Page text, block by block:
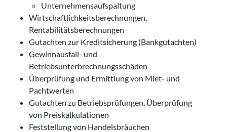
Impressum
AGB
Datenschutz
Unternehmensaufspaltung
Wirtschaftlichkeitsberechnungen,
Rentabilitätsberechnungen
Gutachten zur Kreditsicherung (Bankgutachten)
Gewinnausfall- und
Betriebsunterbrechnungsschäden
Überprüfung und Ermittlung von Miet- und
Pachtwerten
Gutachten zu Betriebsprüfungen, Überprüfung
von Preiskalkulationen
Feststellung von Handelsbräuchen